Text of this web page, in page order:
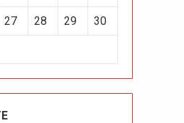
27 28 29 30